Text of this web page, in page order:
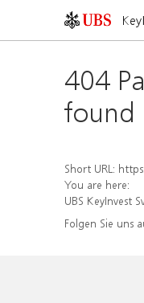
404
found
Short URL: https://
You are here:
UBS KeyInvest
Folgen Sie uns